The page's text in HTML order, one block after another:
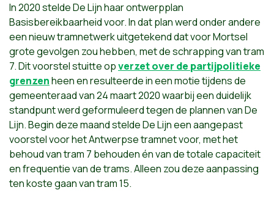
In 2020 stelde De Lijn haar ontwerpplan
Basisbereikbaarheid voor. In dat plan werd onder andere
een nieuw tramnetwerk uitgetekend dat voor Mortsel
grote gevolgen zou hebben, met de schrapping van tram
7. Dit voorstel stuitte opverzet over de partijpolitieke
grenzenheen en resulteerde in een motie tijdens de
gemeenteraad van 24 maart 2020 waarbij een duidelijk
standpunt werd geformuleerd tegen de plannen van De
Lijn. Begin deze maand stelde De Lijn een aangepast
voorstel voor het Antwerpse tramnet voor, met het
behoud van tram 7 behouden én van de totale capaciteit
en frequentie van de trams. Alleen zou deze aanpassing
ten koste gaan van tram 15.